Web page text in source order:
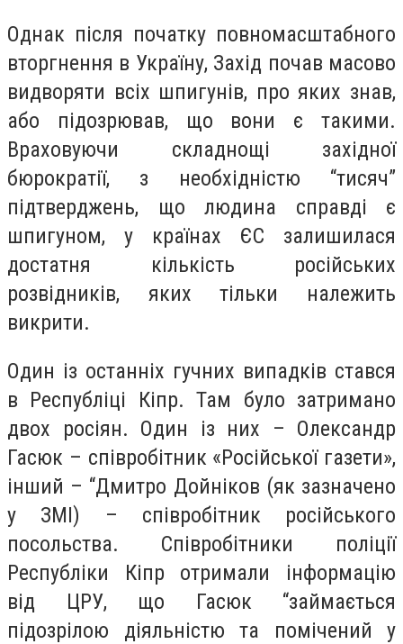
Однак після початку повномасштабного
вторгнення в Україну, Захід почав масово
видворяти всіх шпигунів, про яких знав,
або підозрював, що вони є такими.
Враховуючи складнощі західної
бюрократії, з необхідністю “тисяч”
підтверджень, що людина справді є
шпигуном, у країнах ЄС залишилася
достатня кількість російських
розвідників, яких тільки належить
викрити.
Один із останніх гучних випадків стався
в Республіці Кіпр. Там було затримано
двох росіян. Один із них – Олександр
Гасюк – співробітник «Російської газети»,
інший – “Дмитро Дойніков (як зазначено
у ЗМІ) – співробітник російського
посольства. Співробітники поліції
Республіки Кіпр отримали інформацію
від ЦРУ, що Гасюк “займається
підозрілою діяльністю та помічений у